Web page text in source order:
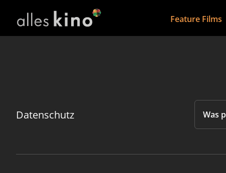
Feature Films
Datenschutz Was